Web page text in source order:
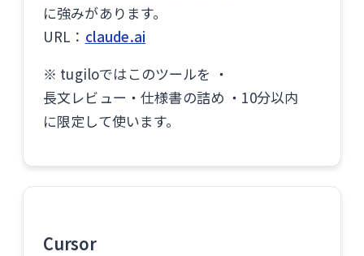
に強みがあります。
URL： claude.ai
※ tugiloではこのツールを ・
長文レビュー・仕様書の詰め ・10分以内
に限定して使います。
Cursor